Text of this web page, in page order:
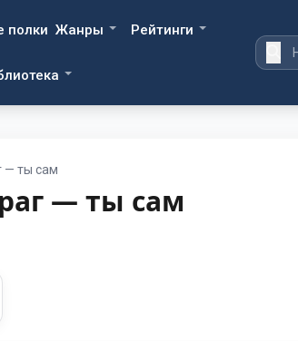
полки Жанры Рейтинги
— ты сам
— ты сам